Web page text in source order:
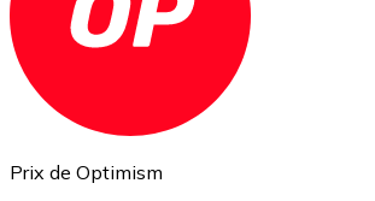
ETH
Prix de Optimism